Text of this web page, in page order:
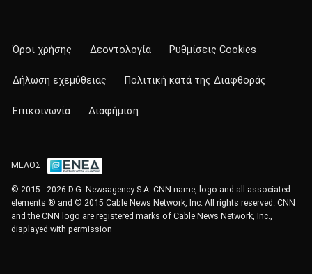
Όροι χρήσης Δεοντολογία Ρυθμίσεις Cookies
Δήλωση εχεμύθειας Πολιτική κατά της Διαφθοράς
Επικοινωνία Διαφήμιση
ΜΕΛΟΣ
© 2015 - 2026 D.G. Newsagency S.A. CNN name, logo and all associated
elements ® and © 2015 Cable News Network, Inc. All rights reserved. CNN
and the CNN logo are registered marks of Cable News Network, Inc.,
displayed with permission